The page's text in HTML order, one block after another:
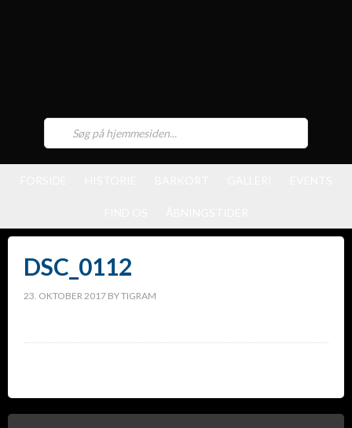
DSC_0112
23. OKTOBER 2017 BYTIGRAM